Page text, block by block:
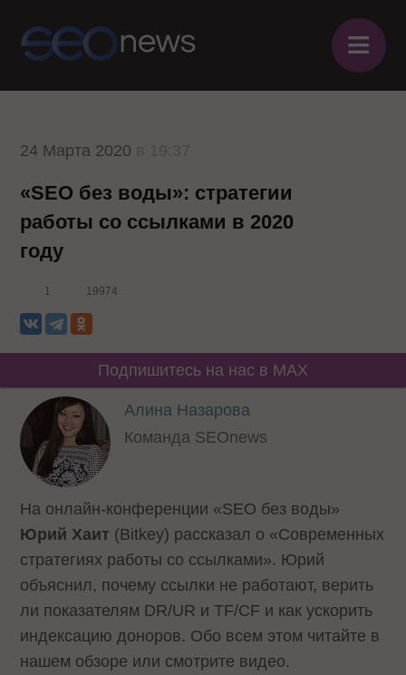
≡
24 Марта 2020
«SEO без воды»: стратегии
работы со ссылками в 2020
году
1 19974
Подпишитесь на нас в MAX
Алина Назарова
Команда SEOnews
На онлайн-конференции «SEO без воды»
Юрий Хаит (Bitkey) рассказал о «Современных
стратегиях работы со ссылками». Юрий
объяснил, почему ссылки не работают, верить
ли показателям DR/UR и TF/CF и как ускорить
индексацию доноров. Обо всем этом читайте в
нашем обзоре или смотрите видео.